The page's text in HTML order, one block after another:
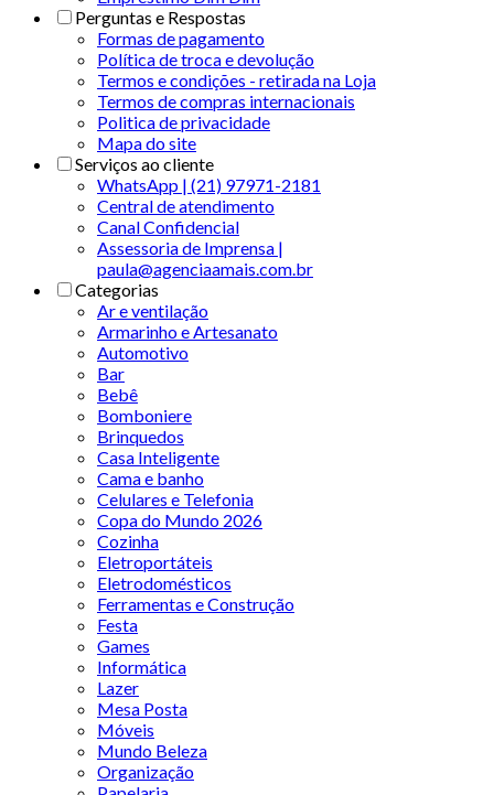
Perguntas e Respostas
Formas de pagamento
Política de troca e devolução
Termos e condições - retirada na Loja
Termos de compras internacionais
Politica de privacidade
Mapa do site
Serviços ao cliente
WhatsApp | (21) 97971-2181
Central de atendimento
Canal Confidencial
Assessoria de Imprensa |
paula@agenciaamais.com.br
Categorias
Ar e ventilação
Armarinho e Artesanato
Automotivo
Bar
Bebê
Bomboniere
Brinquedos
Casa Inteligente
Cama e banho
Celulares e Telefonia
Copa do Mundo 2026
Cozinha
Eletroportáteis
Eletrodomésticos
Ferramentas e Construção
Festa
Games
Informática
Lazer
Mesa Posta
Móveis
Mundo Beleza
Organização